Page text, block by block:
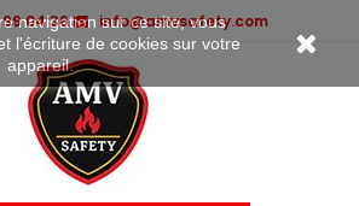
04 36 info@amvsafety.com
navigation sur ce site, vous
l'écriture de cookies sur votre
appareil.